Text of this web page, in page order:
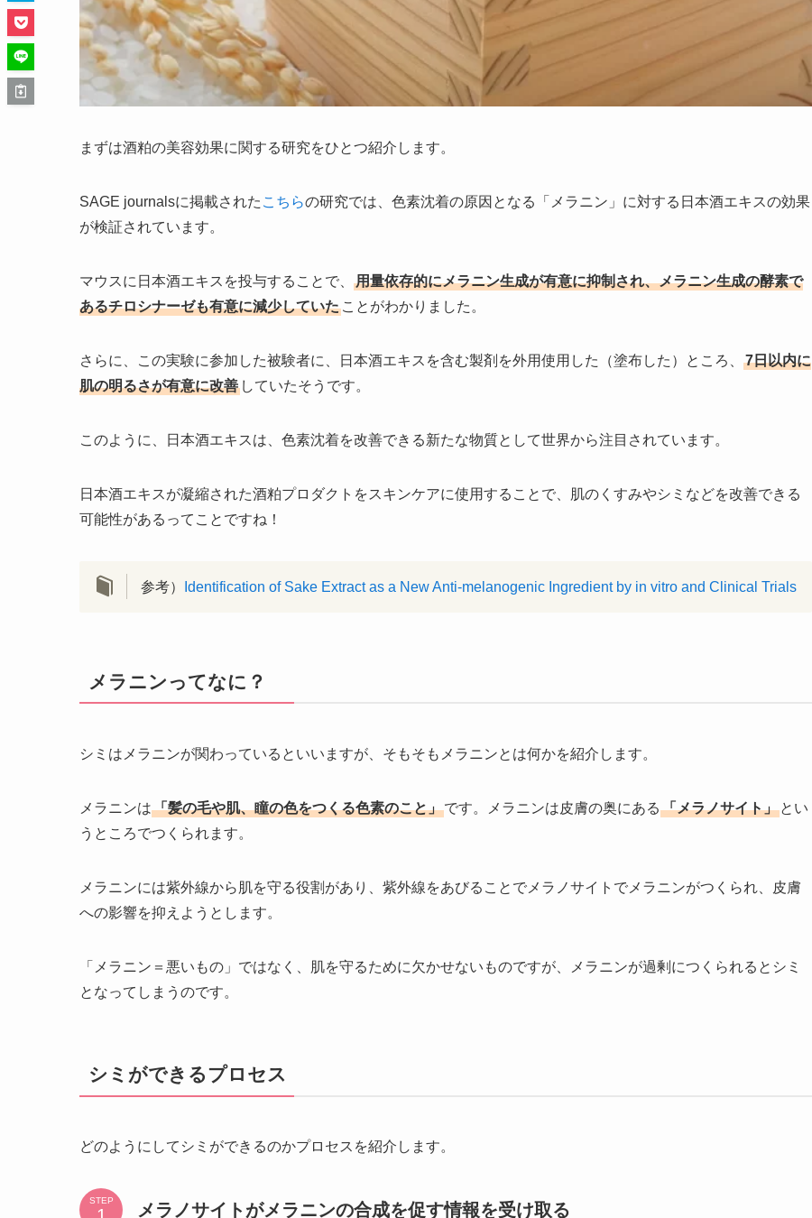
まずは酒粕の美容効果に関する研究をひとつ紹介します。
SAGE journalsに掲載された こちらの研究では、色素沈着の原因となる「メラニン」に対する日本酒エキスの効果
が検証されています。
マウスに日本酒エキスを投与することで、
用量依存的にメラニン生成が有意に抑制され、メラニン生成の酵素で
あるチロシナーゼも有意に減少していた ことがわかりました。
さらに、この実験に参加した被験者に、日本酒エキスを含む製剤を外用使用した（塗布した）ところ、
7日以内に
肌の明るさが有意に改善 していたそうです。
このように、日本酒エキスは、色素沈着を改善できる新たな物質として世界から注目されています。
日本酒エキスが凝縮された酒粕プロダクトをスキンケアに使用することで、肌のくすみやシミなどを改善できる
可能性があるってことですね！
参考） Identification of Sake Extract as a New Anti-melanogenic Ingredient by in vitro and Clinical Trials
メラニンってなに？
シミはメラニンが関わっているといいますが、そもそもメラニンとは何かを紹介します。
メラニンは「髪の毛や肌、瞳の色をつくる色素のこと」です。メラニンは皮膚の奥にある 「メラノサイト」 とい
うところでつくられます。
メラニンには紫外線から肌を守る役割があり、紫外線をあびることでメラノサイトでメラニンがつくられ、皮膚
への影響を抑えようとします。
「メラニン＝悪いもの」ではなく、肌を守るために欠かせないものですが、メラニンが過剰につくられるとシミ
となってしまうのです。
シミができるプロセス
どのようにしてシミができるのかプロセスを紹介します。
STEP メラノサイトがメラニンの合成を促す情報を受け取る